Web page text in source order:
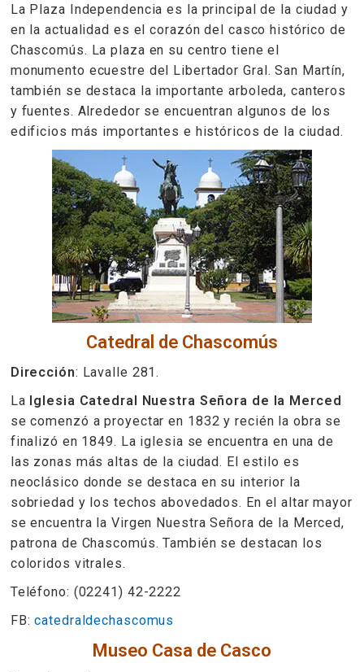
La Plaza Independencia es la principal de la ciudad y
en la actualidad es el corazón del casco histórico de
Chascomús. La plaza en su centro tiene el
monumento ecuestre del Libertador Gral. San Martín,
también se destaca la importante arboleda, canteros
y fuentes. Alrededor se encuentran algunos de los
edificios más importantes e históricos de la ciudad.
Catedral de Chascomús
Dirección: Lavalle 281.
La Iglesia Catedral Nuestra Señora de la Merced
se comenzó a proyectar en 1832 y recién la obra se
finalizó en 1849. La iglesia se encuentra en una de
las zonas más altas de la ciudad. El estilo es
neoclásico donde se destaca en su interior la
sobriedad y los techos abovedados. En el altar mayor
se encuentra la Virgen Nuestra Señora de la Merced,
patrona de Chascomús. También se destacan los
coloridos vitrales.
Teléfono: (02241) 42-2222
FB:catedraldechascomus
Museo Casa de Casco